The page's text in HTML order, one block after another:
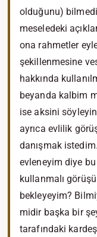
olduğunu)
meseledeki
ona rahmetler
şekillenmesine
hakkında
beyanda kalbim
ise aksini
ayrıca evlilik
danışmak
evleneyim diye
kullanmalı
bekleyeyim?
midir başka bir
tarafındaki